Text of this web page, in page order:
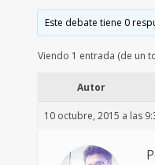
Este debate tiene 0
Viendo 1 entrada (de un
Autor
10 octubre, 2015 a las